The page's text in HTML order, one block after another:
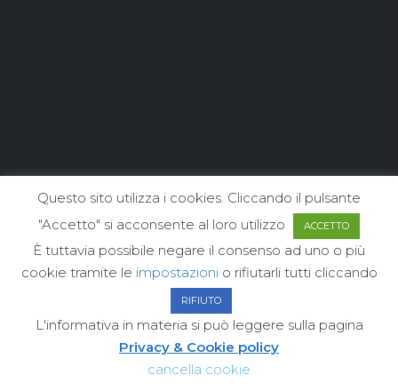
Questo sito utilizza i cookies. Cliccando il pulsante
"Accetto" si acconsente al loro utilizzo
ACCETTO
È tuttavia possibile negare il consenso ad uno o più
cookie tramite le impostazionio rifiutarli tutti cliccando
RIFIUTO
L'informativa in materia si può leggere sulla pagina
Privacy & Cookie policy
cancella cookie